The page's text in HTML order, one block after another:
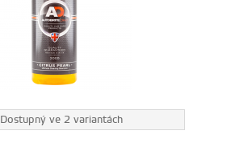
Dostupný ve 2 variantách